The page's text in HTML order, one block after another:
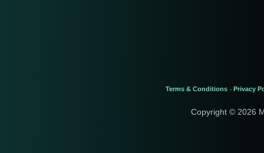
Terms & Conditions - Privacy
Copyright © 2026